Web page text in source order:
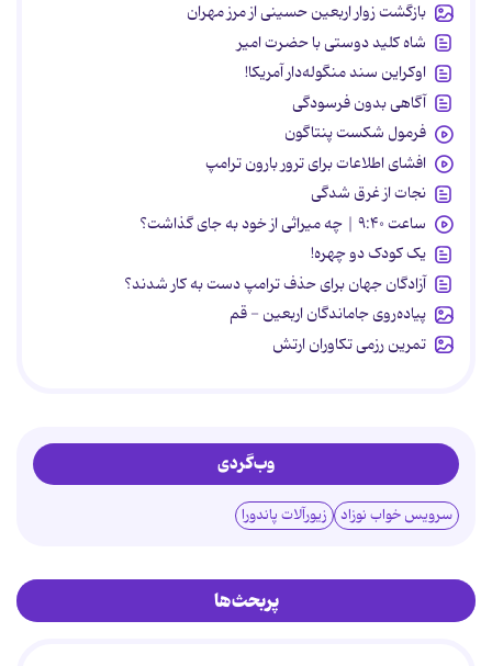
بازگشت زوار اربعین حسینی از مرز مهران
شاه کلید دوستی با حضرت امیر
اوکراین سند منگوله‌دار آمریکا!
آگاهی بدون فرسودگی
فرمول شکست پنتاگون
افشای اطلاعات برای ترور بارون ترامپ
نجات از غرق شدگی
ساعت ۹:۴۰ | چه میراثی از خود به جای گذاشت؟
یک کودک دو چهره!
آزادگان جهان برای حذف ترامپ دست به کار شدند؟
پیاده‌روی جاماندگان اربعین - قم
تمرین رزمی تکاوران ارتش
وب‌گردی
سرویس خواب نوزاد زیورآلات پاندورا
پربحث‌ها